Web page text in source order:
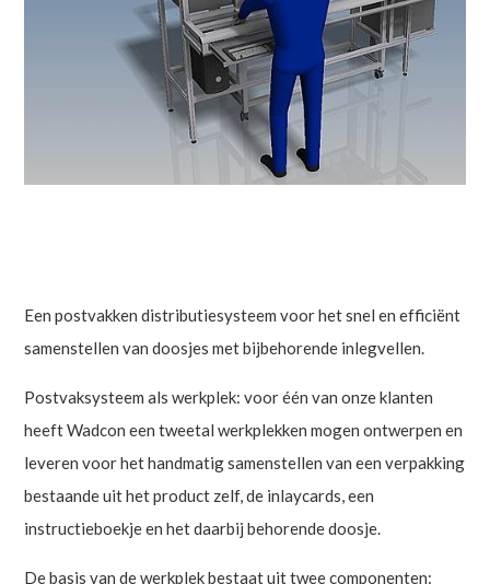
Een postvakken distributiesysteem voor het snel en efficiënt
samenstellen van doosjes met bijbehorende inlegvellen.
Postvaksysteem als werkplek: voor één van onze klanten
heeft Wadcon een tweetal werkplekken mogen ontwerpen en
leveren voor het handmatig samenstellen van een verpakking
bestaande uit het product zelf, de inlaycards, een
instructieboekje en het daarbij behorende doosje.
De basis van de werkplek bestaat uit twee componenten: